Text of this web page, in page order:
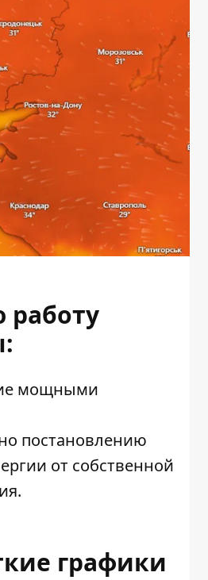
работу
мощными
постановлению
от собственной
графики